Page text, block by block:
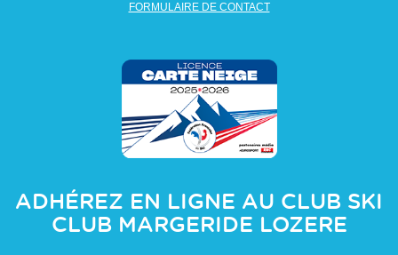
FORMULAIRE DE CONTACT
ADHÉREZ EN LIGNE AU CLUB SKI
CLUB MARGERIDE LOZERE